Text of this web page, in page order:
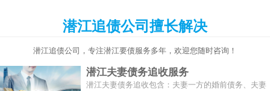
潜江追债公司擅长解决
潜江追债公司，专注潜江要债服务多年，欢迎您随时咨询！
潜江夫妻债务追收服务
潜江夫妻债务追收包含：夫妻一方的婚前债务、夫妻